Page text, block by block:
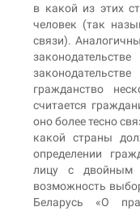
в какой из этих
человек (так
связи).
гражданство
считается
оно более тесно
какой страны
определении
лицу с двойным
возможность
Беларусь «О